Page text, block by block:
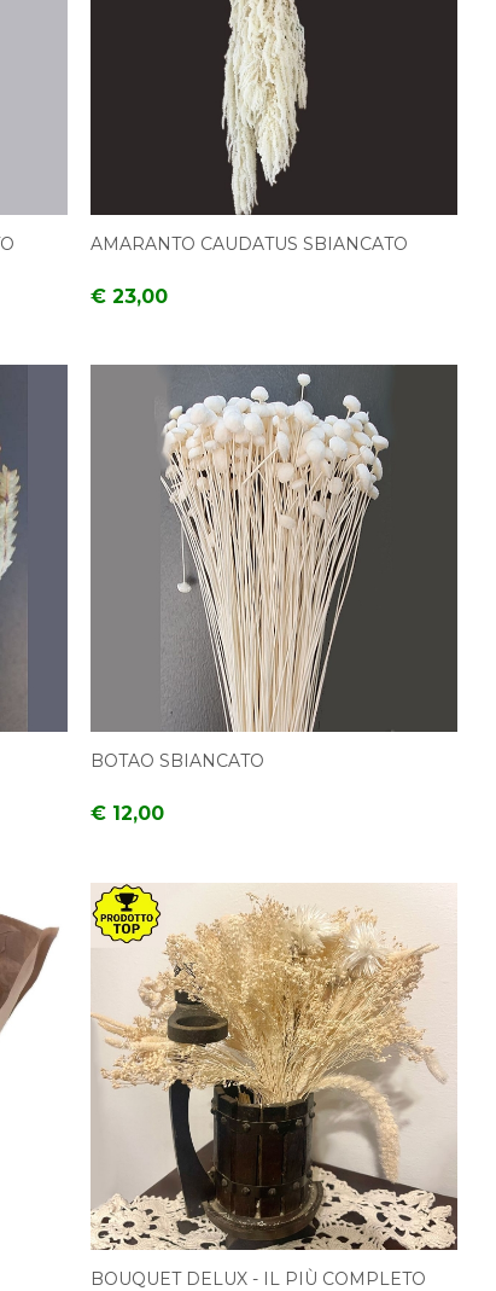
AMARANTO CAUDATUS SBIANCATO
€ 23,00
BOTAO SBIANCATO
€ 12,00
BOUQUET DELUX - IL PIÙ COMPLETO